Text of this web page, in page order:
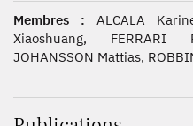
Membres : ALCALA
Xiaoshuang, FERRARI
JOHANSSON Mattias,